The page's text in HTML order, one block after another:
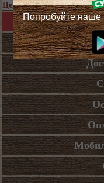
Цена 139 руб.
Попробуйте наше